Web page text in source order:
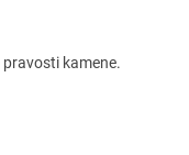
kamene.